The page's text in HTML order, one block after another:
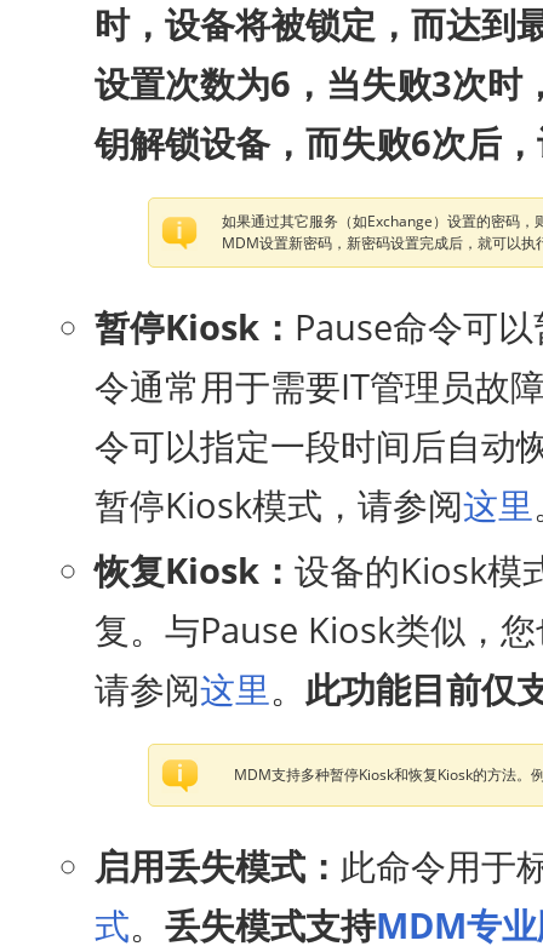
时，设备将被锁定，而达到
设置次数为6，当失败3次时
钥解锁设备，而失败6次后
如果通过其它服务（如Exchange）设置的密码
MDM设置新密码，新密码设置完成后，就可以执
暂停Kiosk： Pause命令可
令通常用于需要IT管理员故
令可以指定一段时间后自动
暂停Kiosk模式，请参阅这里
恢复Kiosk： 设备的Kiosk模
复。与Pause Kiosk类似，
请参阅这里。 此功能目前仅
MDM支持多种暂停Kiosk和恢复Kiosk的方法。
启用丢失模式： 此命令用于
式。 丢失模式支持MDM专